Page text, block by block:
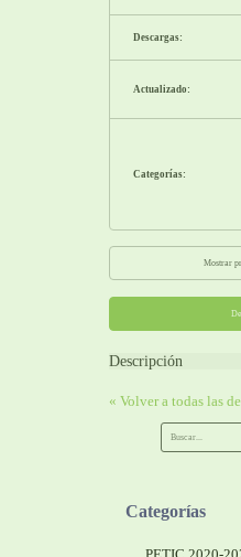
Descargas:
Actualizado:
Categorías:
Mostrar
Descripción
« Volver a todas las
Categorías